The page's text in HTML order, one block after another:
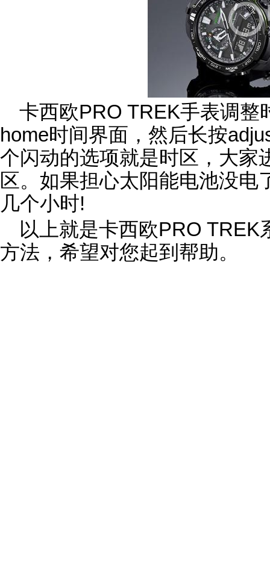
卡西欧PRO TREK手表调整
home时间界面，然后长按
个闪动的选项就是时区，大家
区。如果担心太阳能电池没电
几个小时!
以上就是卡西欧PRO
方法，希望对您起到帮助。